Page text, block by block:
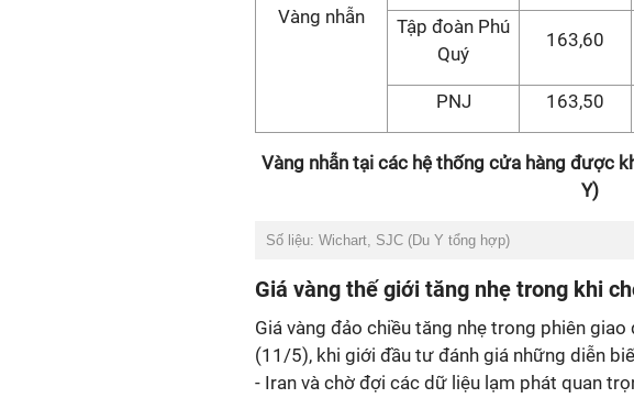
Vàng nhẫn
Tập đoàn Phú
Quý
163,60
PNJ 163,50
Vàng nhẫn tại các hệ thống cửa hàng được
Y)
Số liệu: Wichart, SJC (Du Y tổng hợp)
Giá vàng thế giới tăng nhẹ trong khi
Giá vàng đảo chiều tăng nhẹ trong phiên
(11/5), khi giới đầu tư đánh giá những diễn
- Iran và chờ đợi các dữ liệu lạm phát quan